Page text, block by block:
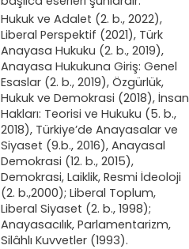
Hukuk ve Adalet (2. b., 2022),
Liberal Perspektif (2021), Türk
Anayasa Hukuku (2. b., 2019),
Anayasa Hukukuna Giriş: Genel
Esaslar (2. b., 2019), Özgürlük,
Hukuk ve Demokrasi (2018), İnsan
Hakları: Teorisi ve Hukuku (5. b.,
2018), Türkiye’de Anayasalar ve
Siyaset (9.b., 2016), Anayasal
Demokrasi (12. b., 2015),
Demokrasi, Laiklik, Resmi İdeoloji
(2. b.,2000); Liberal Toplum,
Liberal Siyaset (2. b., 1998);
Anayasacılık, Parlamentarizm,
Silâhlı Kuvvetler (1993).